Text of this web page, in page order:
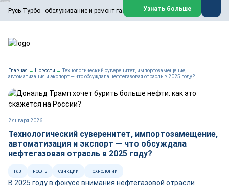
Русь-Турбо - обслуживание и ремонт газовых паровых турбин
ООО «Русь-Турбо» занимается сервисом газовых и паровых
турбин, комплексным ремонтом, восстановлением,
техническим обслуживанием оборудования ТЭС,
работают на нефтегазовых, нефтехимических,
металлургических и других предприятиях.
Реклама. ООО «Русь-Турбо», ИНН 7802588950
erid: F7NfYUJCUneVdwPs4znf
Перейти на сайт Закрыть
Узнать больше
Главная → Новости →Технологический суверенитет, импортозамещение,
автоматизация и экспорт — что обсуждала нефтегазовая отрасль в 2025 году?
2 января 2026
Технологический суверенитет, импортозамещение,
автоматизация и экспорт — что обсуждала
нефтегазовая отрасль в 2025 году?
газ нефть санкции технологии
В 2025 году в фокусе внимания нефтегазовой отрасли